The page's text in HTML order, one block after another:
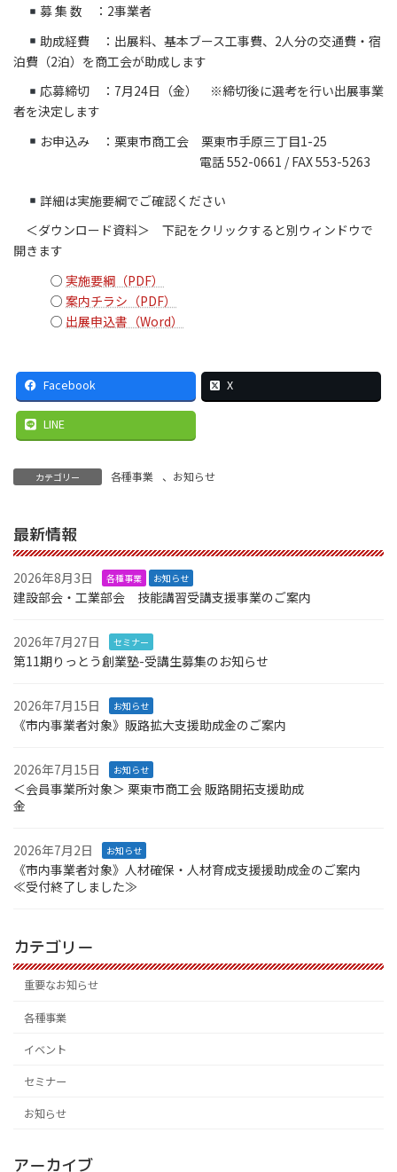
募 集 数 ：2事業者
助成経費 ：出展料、基本ブース工事費、2人分の交通費・宿
泊費（2泊）を商工会が助成します
応募締切 ：7月24日（金） ※締切後に選考を行い出展事業
者を決定します
お申込み ：栗東市商工会 栗東市手原三丁目1-25
電話 552-0661 / FAX 553-5263
詳細は実施要綱でご確認ください
＜ダウンロード資料＞ 下記をクリックすると別ウィンドウで
開きます
○ 実施要綱（PDF）
○ 案内チラシ（PDF）
○ 出展申込書（Word）
Facebook X
LINE
カテゴリー 各種事業 、 お知らせ
最新情報
2026年8月3日 各種事業 お知らせ
建設部会・工業部会 技能講習受講支援事業のご案内
2026年7月27日 セミナー
第11期りっとう創業塾-受講生募集のお知らせ
2026年7月15日 お知らせ
《市内事業者対象》販路拡大支援助成金のご案内
2026年7月15日 お知らせ
＜会員事業所対象＞ 栗東市商工会 販路開拓支援助成
金
2026年7月2日 お知らせ
《市内事業者対象》人材確保・人材育成支援援助成金のご案内
≪受付終了しました≫
カテゴリー
重要なお知らせ
各種事業
イベント
セミナー
お知らせ
アーカイブ